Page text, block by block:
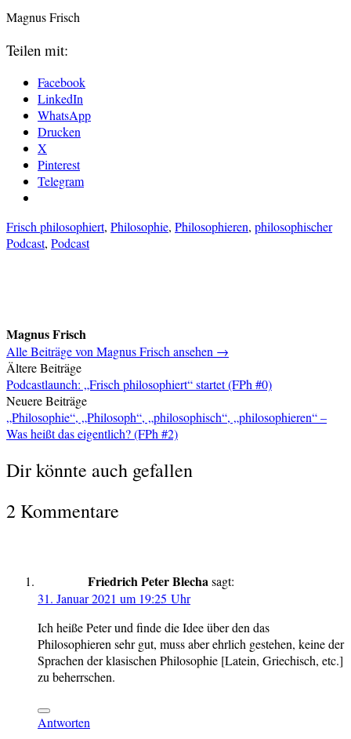
Magnus Frisch
Teilen mit:
Facebook
LinkedIn
WhatsApp
Drucken
X
Pinterest
Telegram
Frisch philosophiert, Philosophie, Philosophieren, philosophischer
Podcast, Podcast
Magnus Frisch
Alle Beiträge von Magnus Frisch ansehen →
Beitragsnavigation
Ältere Beiträge
Podcastlaunch: „Frisch philosophiert“ startet (FPh #0)
Neuere Beiträge
„Philosophie“, „Philosoph“, „philosophisch“, „philosophieren“ –
Was heißt das eigentlich? (FPh #2)
Dir könnte auch gefallen
2 Kommentare
Friedrich Peter Blechasagt:
31. Januar 2021 um 19:25 Uhr
Ich heiße Peter und finde die Idee über den das
Philosophieren sehr gut, muss aber ehrlich gestehen, keine der
Sprachen der klasischen Philosophie [Latein, Griechisch, etc.]
zu beherrschen.
Antworten